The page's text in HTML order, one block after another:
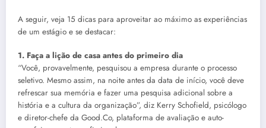
A seguir, veja 15 dicas para aproveitar ao máximo as experiências
de um estágio e se destacar:
1. Faça a lição de casa antes do primeiro dia
“Você, provavelmente, pesquisou a empresa durante o processo
seletivo. Mesmo assim, na noite antes da data de início, você deve
refrescar sua memória e fazer uma pesquisa adicional sobre a
história e a cultura da organização”, diz Kerry Schofield, psicólogo
e diretor-chefe da Good.Co, plataforma de avaliação e auto-